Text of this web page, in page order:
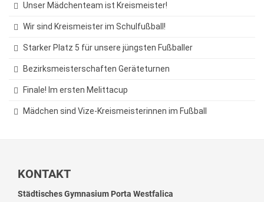
VHS Minden am GymPW
Die Mensa
Musikpraxis
Fahrten nach Italien
Unser Mädchenteam ist Kreismeister!
Wir sind Kreismeister im Schulfußball!
Starker Platz 5 für unsere jüngsten Fußballer
Bezirksmeisterschaften Geräteturnen
Finale! Im ersten Melittacup
Mädchen sind Vize-Kreismeisterinnen im Fußball
KONTAKT
Städtisches Gymnasium Porta Westfalica